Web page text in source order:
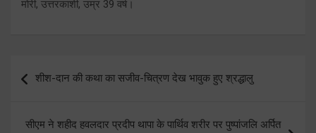
मोरी, उत्तरकाशी, उम्र 39 वर्ष।
navigation
शीश-दान की कथा का सजीव-चित्रण देख भावुक हुए श्रद्धालु
सीएम ने शहीद हवलदार प्रदीप थापा के पार्थिव शरीर पर पुष्पांजलि अर्पित